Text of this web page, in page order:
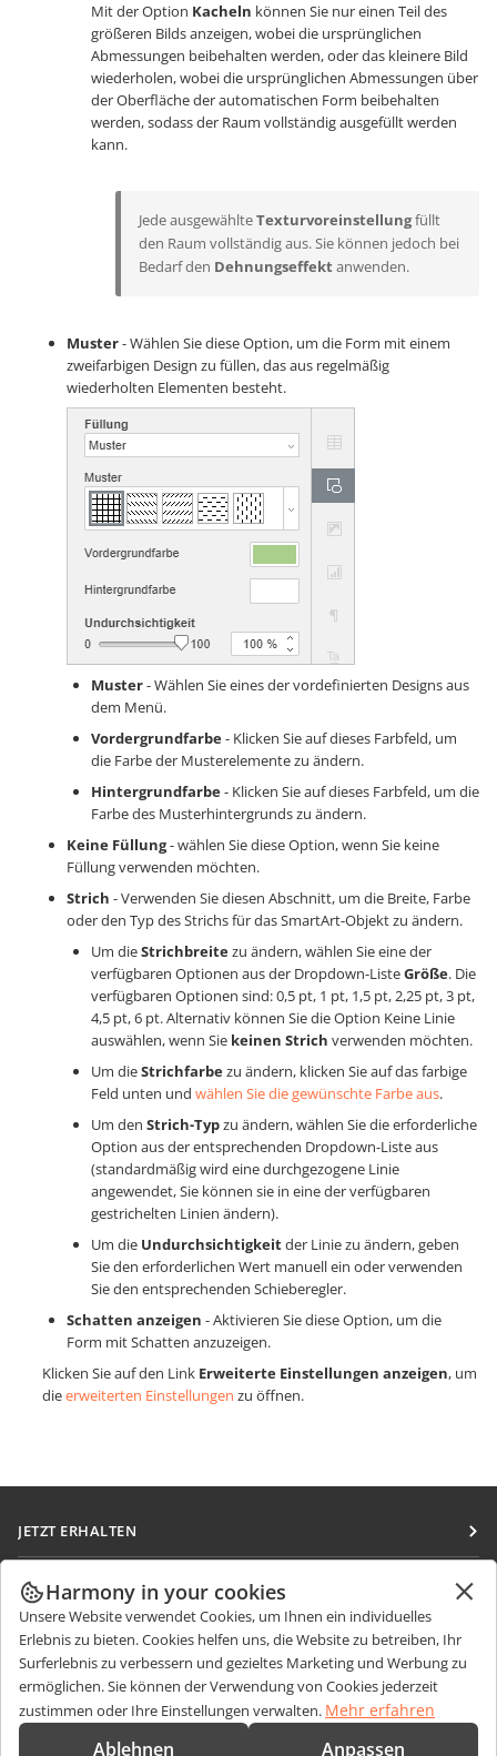
Mit der Option Kacheln können Sie nur einen Teil des
größeren Bilds anzeigen, wobei die ursprünglichen
Abmessungen beibehalten werden, oder das kleinere Bild
wiederholen, wobei die ursprünglichen Abmessungen über
der Oberfläche der automatischen Form beibehalten
werden, sodass der Raum vollständig ausgefüllt werden
kann.
Jede ausgewählteTexturvoreinstellungfüllt
den Raum vollständig aus. Sie können jedoch bei
Bedarf den Dehnungseffektanwenden.
Muster- Wählen Sie diese Option, um die Form mit einem
zweifarbigen Design zu füllen, das aus regelmäßig
wiederholten Elementen besteht.
Muster- Wählen Sie eines der vordefinierten Designs aus
dem Menü.
Vordergrundfarbe- Klicken Sie auf dieses Farbfeld, um
die Farbe der Musterelemente zu ändern.
Hintergrundfarbe- Klicken Sie auf dieses Farbfeld, um die
Farbe des Musterhintergrunds zu ändern.
Keine Füllung- wählen Sie diese Option, wenn Sie keine
Füllung verwenden möchten.
Strich - Verwenden Sie diesen Abschnitt, um die Breite, Farbe
oder den Typ des Strichs für das SmartArt-Objekt zu ändern.
Um dieStrichbreitezu ändern, wählen Sie eine der
verfügbaren Optionen aus der Dropdown-ListeGröße. Die
verfügbaren Optionen sind: 0,5 pt, 1 pt, 1,5 pt, 2,25 pt, 3 pt,
4,5 pt, 6 pt. Alternativ können Sie die Option Keine Linie
auswählen, wenn Sie keinen Strich verwenden möchten.
Um dieStrichfarbezu ändern, klicken Sie auf das farbige
Feld unten und wählen Sie die gewünschte Farbe aus.
Um den Strich-Typzu ändern, wählen Sie die erforderliche
Option aus der entsprechenden Dropdown-Liste aus
(standardmäßig wird eine durchgezogene Linie
angewendet, Sie können sie in eine der verfügbaren
gestrichelten Linien ändern).
Um die Undurchsichtigkeitder Linie zu ändern, geben
Sie den erforderlichen Wert manuell ein oder verwenden
Sie den entsprechenden Schieberegler.
Schatten anzeigen - Aktivieren Sie diese Option, um die
Form mit Schatten anzuzeigen.
Klicken Sie auf den Link Erweiterte Einstellungen anzeigen, um
dieerweiterten Einstellungen zu öffnen.
JETZT ERHALTEN
Docs
DocSpace
Workspace
Integrations-Apps
Desktop-Apps
ZUSAMMENARBEITEN
Für Mitwirkende
Für Übersetzer
Für Influencer
Stellenangebote
NACHRICHTEN ERHALTEN
Blog
HILFE ERHALTEN
Forum
Harmony in your cookies
Unsere Website verwendet Cookies, um Ihnen ein individuelles
Erlebnis zu bieten. Cookies helfen uns, die Website zu betreiben, Ihr
Surferlebnis zu verbessern und gezieltes Marketing und Werbung zu
ermöglichen. Sie können der Verwendung von Cookies jederzeit
zustimmen oder Ihre Einstellungen verwalten. Mehr erfahren
Ablehnen Anpassen